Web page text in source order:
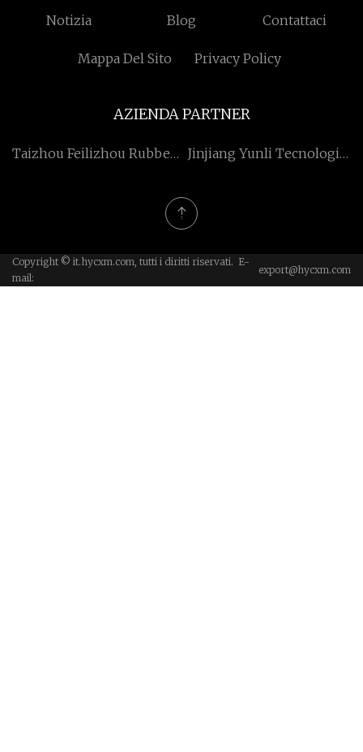
Notizia Blog Contattaci
Mappa Del Sito Privacy Policy
AZIENDA PARTNER
Taizhou Feilizhou Rubber- Jinjiang Yunli Tecnologia
Copyright © it.hycxm.com, tutti i diritti riservati. E-
mail:
export@hycxm.com